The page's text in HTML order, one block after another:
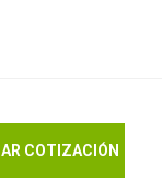
COTIZACIÓN